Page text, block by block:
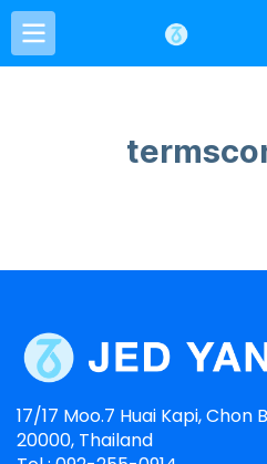
17/17 Moo.7 Huai Kapi, Chon
20000, Thailand